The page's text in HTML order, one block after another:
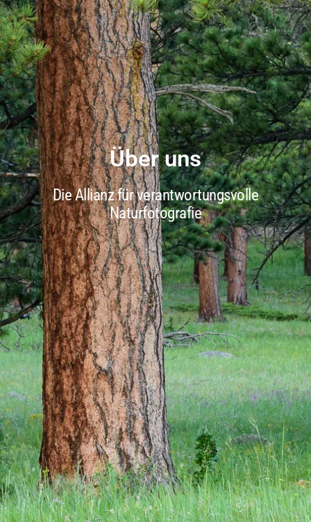
Über uns
Die Allianz für verantwortungsvolle
Naturfotografie